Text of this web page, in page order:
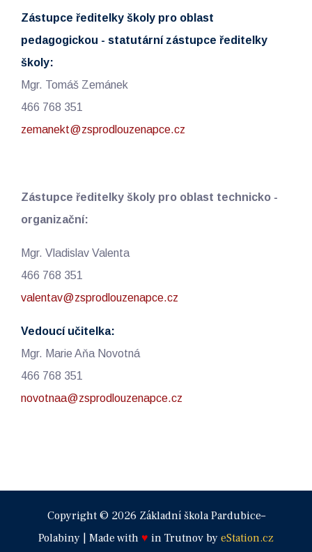
Zástupce ředitelky školy pro oblast
pedagogickou - statutární zástupce ředitelky
školy:
Mgr. Tomáš Zemánek
466 768 351
zemanekt@zsprodlouzenapce.cz
Zástupce ředitelky školy pro oblast technicko -
organizační:
Mgr. Vladislav Valenta
466 768 351
valentav@zsprodlouzenapce.cz
Vedoucí učitelka:
Mgr. Marie Aňa Novotná
466 768 351
novotnaa@zsprodlouzenapce.cz
Copyright © 2026 Základní škola Pardubice–
Polabiny | Made with ♥ in Trutnov by eStation.cz